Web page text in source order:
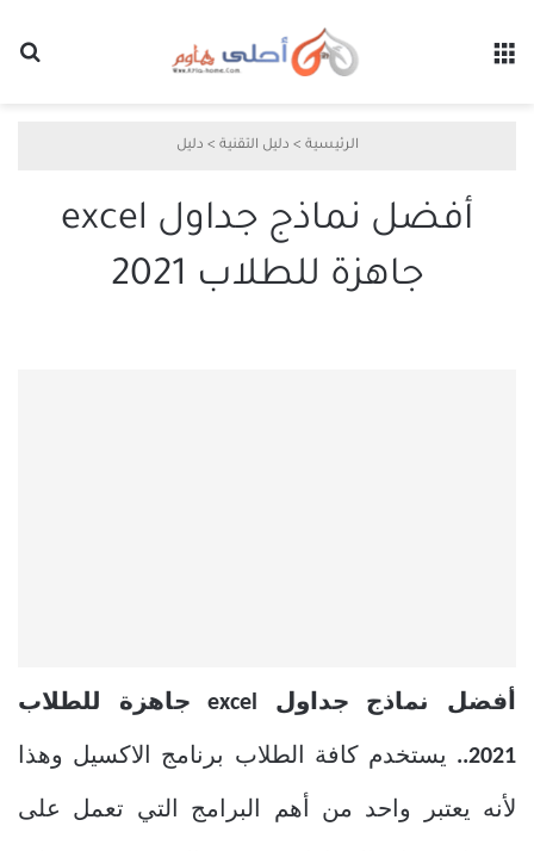
الرئيسية > دليل التقنية > دليل
أفضل نماذج جداول excel
جاهزة للطلاب 2021
أفضل نماذج جداول excel جاهزة للطلاب
2021.. يستخدم كافة الطلاب برنامج الاكسيل وهذا
لأنه يعتبر واحد من أهم البرامج التي تعمل على